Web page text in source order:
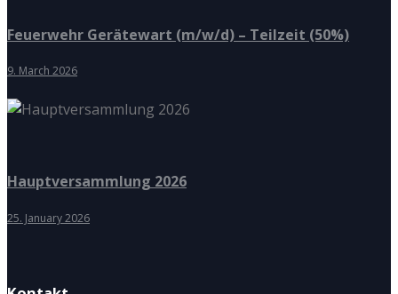
Feuerwehr Gerätewart (m/w/d) – Teilzeit (50%)
9. March 2026
Hauptversammlung 2026
25. January 2026